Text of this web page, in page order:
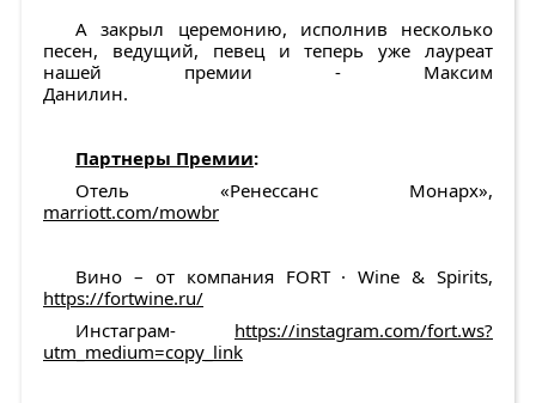
А закрыл церемонию, исполнив несколько
песен, ведущий, певец и теперь уже лауреат
нашей премии - Максим
Данилин.
Партнеры Премии:
Отель «Ренессанс Монарх»,
marriott.com/mowbr
Вино – от компания FORT · Wine & Spirits,
https://fortwine.ru/
Инстаграм- https://instagram.com/fort.ws?
utm_medium=copy_link